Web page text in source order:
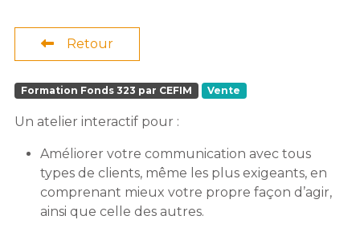
Retour
Formation Fonds 323 par CEFIM Vente
Un atelier interactif pour :
Améliorer votre communication avec tous
types de clients, même les plus exigeants, en
comprenant mieux votre propre façon d’agir,
ainsi que celle des autres.